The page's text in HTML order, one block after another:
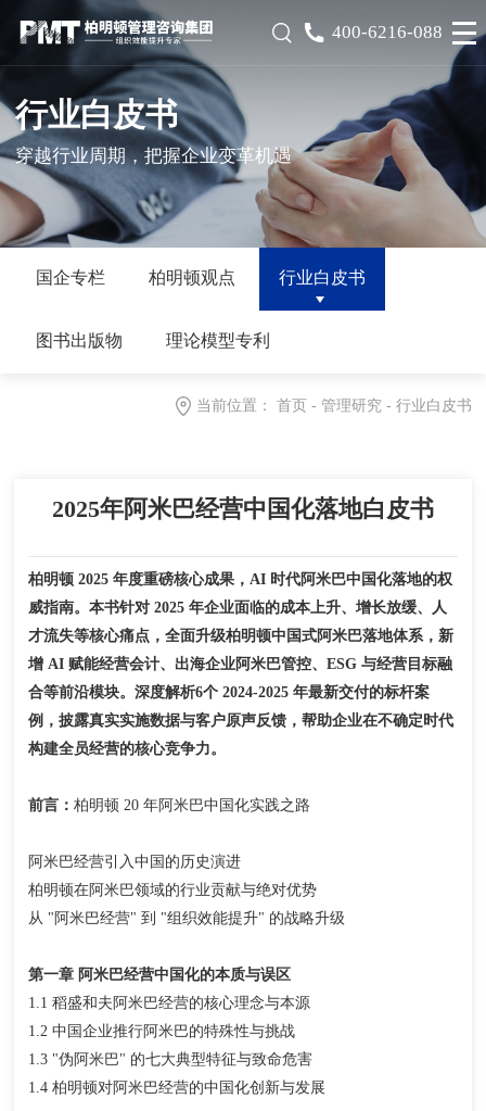
400-6216-088
行业白皮书
穿越行业周期，把握企业变革机遇
国企专栏 柏明顿观点 行业白皮书
图书出版物 理论模型专利
当前位置： 首页- 管理研究 - 行业白皮书
2025年阿米巴经营中国化落地白皮书
柏明顿 2025 年度重磅核心成果，AI 时代阿米巴中国化落地的权
威指南。本书针对 2025 年企业面临的成本上升、增长放缓、人
才流失等核心痛点，全面升级柏明顿中国式阿米巴落地体系，新
增 AI 赋能经营会计、出海企业阿米巴管控、ESG 与经营目标融
合等前沿模块。深度解析6个 2024-2025 年最新交付的标杆案
例，披露真实实施数据与客户原声反馈，帮助企业在不确定时代
构建全员经营的核心竞争力。
前言：柏明顿 20 年阿米巴中国化实践之路
阿米巴经营引入中国的历史演进
柏明顿在阿米巴领域的行业贡献与绝对优势
从 "阿米巴经营" 到 "组织效能提升" 的战略升级
第一章 阿米巴经营中国化的本质与误区
1.1 稻盛和夫阿米巴经营的核心理念与本源
1.2 中国企业推行阿米巴的特殊性与挑战
1.3 "伪阿米巴" 的七大典型特征与致命危害
1.4 柏明顿对阿米巴经营的中国化创新与发展